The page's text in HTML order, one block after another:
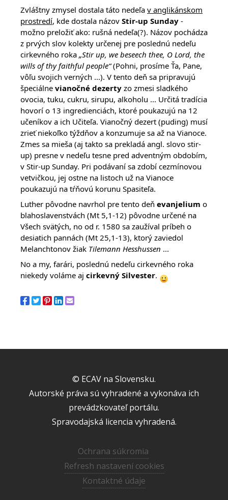
Zvláštny zmysel dostala táto nedeľa v anglikánskom
prostredí, kde dostala názov Stir-up Sunday -
možno preložiť ako: rušná nedeľa(?). Názov pochádza
z prvých slov kolekty určenej pre poslednú nedeľu
cirkevného roka „Stir up, we beseech thee, O Lord, the
wills of thy faithful people“(Pohni, prosíme Ťa, Pane,
vôľu svojich verných ...). V tento deň sa pripravujú
špeciálne vianočné dezerty zo zmesi sladkého
ovocia, tuku, cukru, sirupu, alkoholu ... Určitá tradícia
hovorí o 13 ingredienciách, ktoré poukazujú na 12
učeníkov a ich Učiteľa. Vianočný dezert (puding) musí
zrieť niekoľko týždňov a konzumuje sa až na Vianoce.
Zmes sa mieša (aj takto sa prekladá angl. slovo stir-
up) presne v nedeľu tesne pred adventným obdobím,
v Stir-up Sunday. Pri podávaní sa zdobí cezmínovou
vetvičkou, jej ostne na listoch už na Vianoce
poukazujú na tŕňovú korunu Spasiteľa.
Luther pôvodne navrhol pre tento deň evanjelium o
blahoslavenstvách (Mt 5,1-12) pôvodne určené na
Všech svätých, no od r. 1580 sa zaužíval príbeh o
desiatich pannách (Mt 25,1-13), ktorý zaviedol
Melanchtonov žiak Tilemann Hesshussen ...
No a my, farári, poslednú nedeľu cirkevného roka
niekedy voláme aj cirkevný Silvester.
© ECAV na Slovensku.
Autorské práva sú vyhradené a vykonáva ich
prevádzkovateľ portálu.
Spravodajská licencia vyhradená.
Ochrana súkromia
Refresh nastavení cookies
Kontaktné údaje